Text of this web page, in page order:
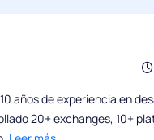
años de experiencia en
20+ exchanges, 10+